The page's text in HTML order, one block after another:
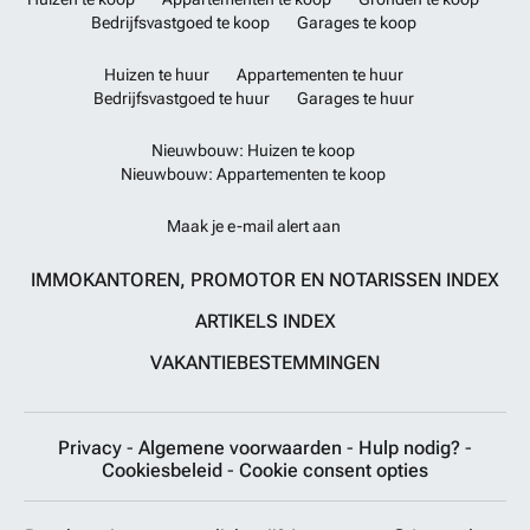
natuurgebieden van Andalusië. Mis deze kans niet om eigenaar te
worden van dit stukje paradijs in het hart van het Spaanse platteland.
plannen en ontdek wat deze prachtige woning voor jou kan
betekenen.Meer weten?
Bedrijfsvastgoed te koop
Garages te koop
Huizen te huur
Appartementen te huur
Bedrijfsvastgoed te huur
Garages te huur
Nieuwbouw: Huizen te koop
Nieuwbouw: Appartementen te koop
Maak je e-mail alert aan
IMMOKANTOREN, PROMOTOR EN NOTARISSEN INDEX
ARTIKELS INDEX
VAKANTIEBESTEMMINGEN
Privacy - Algemene voorwaarden - Hulp nodig? -
Cookiesbeleid - Cookie consent opties